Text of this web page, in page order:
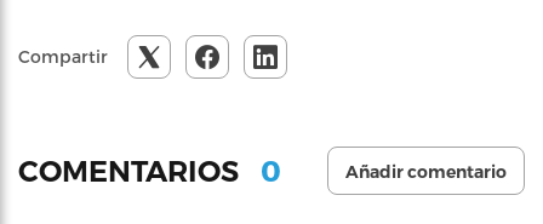
Compartir
COMENTARIOS 0 Añadir comentario